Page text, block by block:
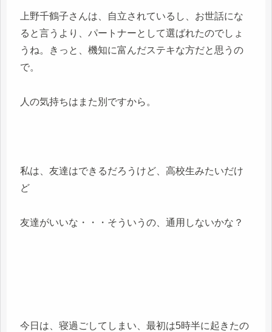
上野千鶴子さんは、自立されているし、お世話にな
ると言うより、パートナーとして選ばれたのでしょ
うね。きっと、機知に富んだステキな方だと思うの
で。
人の気持ちはまた別ですから。
私は、友達はできるだろうけど、高校生みたいだけ
ど
友達がいいな・・・そういうの、通用しないかな？
今日は、寝過ごしてしまい、最初は5時半に起きたの